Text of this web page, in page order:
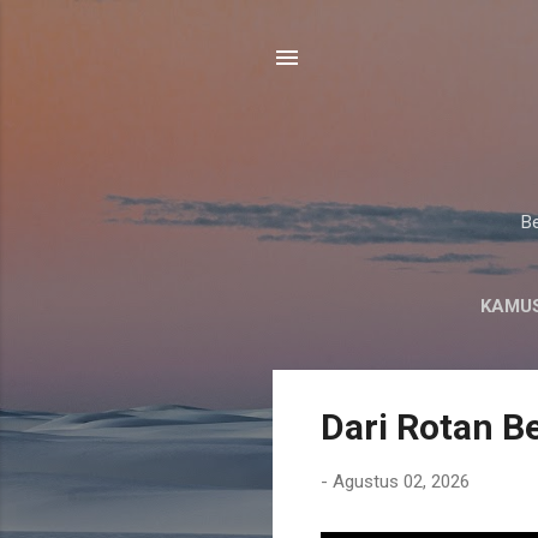
Dari Rotan
- Agustus 02, 2026